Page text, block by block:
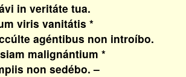
in veritáte tua.
viris vanitátis *
agéntibus non introíbo.
malignántium *
non sedébo. –